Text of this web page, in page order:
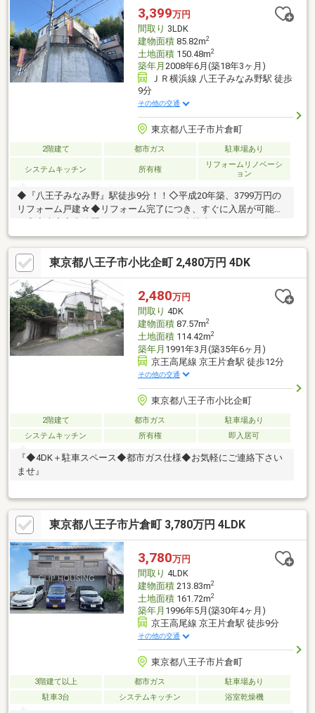
ください☆インターネット、チラシなどに掲載できない物件も多
数ございます！お住まい探しは朝日土地建物(株)八王子店 営業1課
にお任せください。
3,399万円
間取り 3LDK
建物面積85.82m2
土地面積150.48m2
築年月 2008年6月(築18年3ヶ月)
ＪＲ横浜線 八王子みなみ野駅 徒歩
9分
その他の交通
東京都八王子市片倉町
2階建て 都市ガス 駐車場あり
システムキッチン 所有権
リフォームリノベーシ
ョン
◆『八王子みなみ野』駅徒歩9分！！◇平成20年築、3799万円の
リフォーム戸建☆◆リフォーム完了につき、すぐに入居が可能で
ざいます♪◇幅も広く車通りも少ないため駐車が苦手な方でも安
心です☆◆小学校や商業施設徒歩圏内でございます◎◇春は川沿
いに咲く桜がとても綺麗です♪まずは現地をご見学♪内覧ご希望＆
お問い合わせは、グループ創業55年GLOBALKOEIまで！！
（TEL 0120-971-347）【受付時間】10:00～19:00【定休日】水曜
東京都八王子市小比企町 2,480万円 4DK
2,480万円
間取り 4DK
建物面積87.57m2
土地面積114.42m2
築年月 1991年3月(築35年6ヶ月)
京王高尾線 京王片倉駅 徒歩12分
その他の交通
東京都八王子市小比企町
2階建て 都市ガス
駐車場あり
システムキッチン
所有権 即入居可
『◆4DK＋駐車スペース◆都市ガス仕様◆お気軽にご連絡下さい
ませ』
東京都八王子市片倉町 3,780万円 4LDK
3,780万円
間取り 4LDK
建物面積213.83m2
土地面積161.72m2
築年月 1996年5月(築30年4ヶ月)
京王高尾線 京王片倉駅 徒歩9分
その他の交通
東京都八王子市片倉町
3階建て以上 都市ガス
駐車場あり
駐車3台
システムキッチン 浴室乾燥機